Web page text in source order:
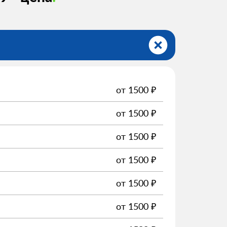
от 1500 ₽
от 1500 ₽
от 1500 ₽
от 1500 ₽
от 1500 ₽
от 1500 ₽